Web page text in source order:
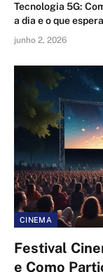
Tecnologia 5G:
a dia e o que
junho 2, 2026
CINEMA
Festival
e Como